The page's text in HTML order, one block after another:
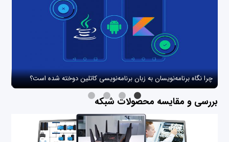
چرا نگاه برنامه‌نویسان به زبان برنامه‌نویسی کاتلین دوخته شده است؟
بررسی و مقایسه محصولات شبکه